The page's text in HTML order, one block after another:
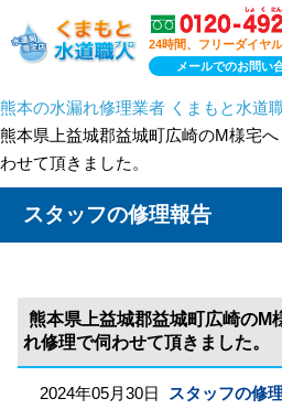
24時間、フリーダイヤル
メールでのお問い
熊本の水漏れ修理業者 くまもと水道
熊本県上益城郡益城町広崎のM様宅
わせて頂きました。
スタッフの修理報告
熊本県上益城郡益城町広崎のM
れ修理で伺わせて頂きました。
2024年05月30日 スタッフの修